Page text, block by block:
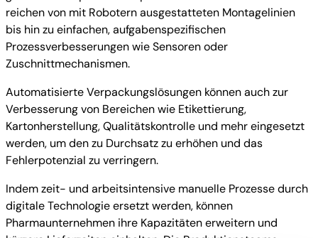
reichen von mit Robotern ausgestatteten Montagelinien
bis hin zu einfachen, aufgabenspezifischen
Prozessverbesserungen wie Sensoren oder
Zuschnittmechanismen.
Automatisierte Verpackungslösungen können auch zur
Verbesserung von Bereichen wie Etikettierung,
Kartonherstellung, Qualitätskontrolle und mehr eingesetzt
werden, um den zu Durchsatz zu erhöhen und das
Fehlerpotenzial zu verringern.
Indem zeit- und arbeitsintensive manuelle Prozesse durch
digitale Technologie ersetzt werden, können
Pharmaunternehmen ihre Kapazitäten erweitern und